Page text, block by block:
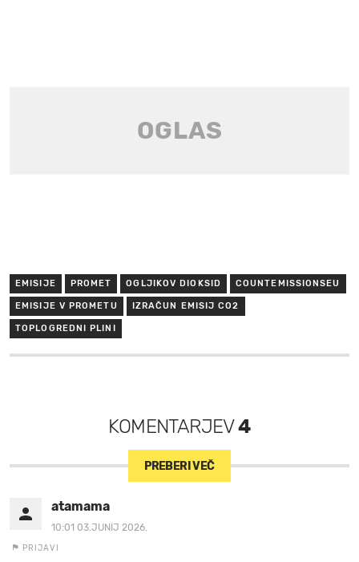
EMISIJE PROMET OGLJIKOV DIOKSID COUNTEMISSIONSEU
EMISIJE V PROMETU IZRAČUN EMISIJ CO2
TOPLOGREDNI PLINI
KOMENTARJEV4
PREBERI VEČ
atamama
10:01 03.JUNIJ 2026.
PRIJAVI